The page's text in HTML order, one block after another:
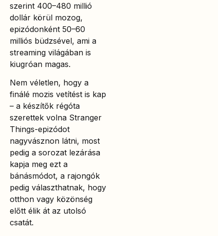
szerint 400–480 millió
dollár körül mozog,
epizódonként 50–60
milliós büdzsével, ami a
streaming világában is
kiugróan magas.
Nem véletlen, hogy a
finálé mozis vetítést is kap
– a készítők régóta
szerettek volna Stranger
Things-epizódot
nagyvásznon látni, most
pedig a sorozat lezárása
kapja meg ezt a
bánásmódot, a rajongók
pedig választhatnak, hogy
otthon vagy közönség
előtt élik át az utolsó
csatát.